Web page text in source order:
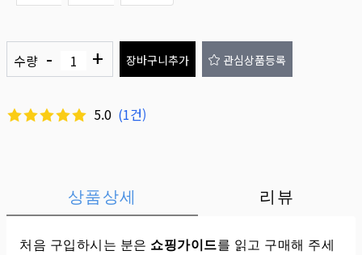
수량 - + 장바구니추가 관심상품등록
5.0 (1건)
상품상세 리뷰
처음 구입하시는 분은 쇼핑가이드를 읽고 구매해 주세